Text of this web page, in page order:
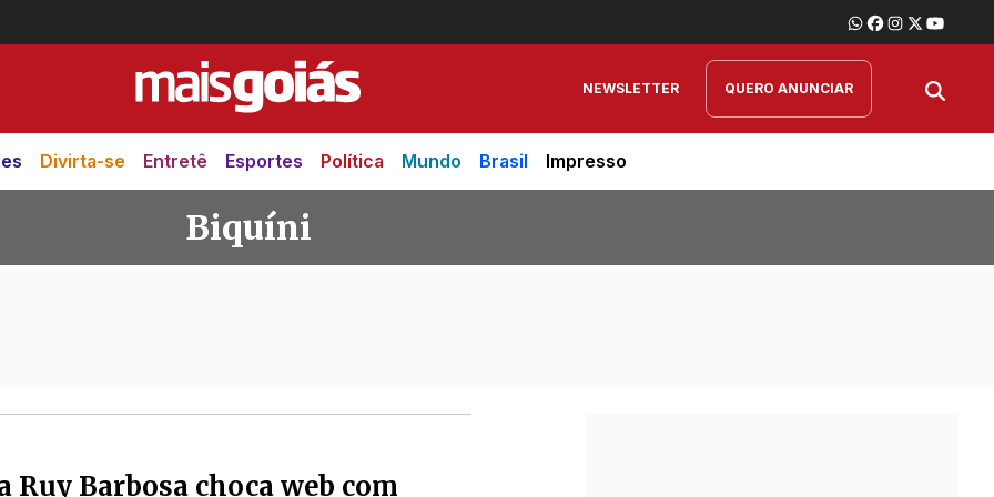
NEWSLETTER QUERO ANUNCIAR
Divirta-se Entretê Esportes Política Mundo Brasil Impresso
Biquíni
Ruy Barbosa choca web com